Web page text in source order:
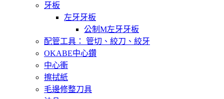
牙板
左牙牙板
公制M左牙牙板
配管工具： 管切、絞刀、絞牙
OKABE中心鑽
中心衝
擦拭紙
毛邊修整刀具